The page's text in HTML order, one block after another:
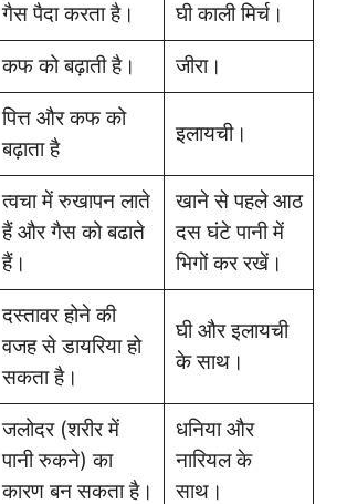
गैस पैदा करता है। घी काली मिर्च।
कफ को बढ़ाती है। जीरा।
पित्त और कफ को
बढ़ाता है
इलायची।
त्वचा में रुखापन लाते
हैं और गैस को बढाते
हैं।
खाने से पहले आठ
दस घंटे पानी में
भिगों कर रखें।
दस्तावर होने की
वजह से डायरिया हो
सकता है।
घी और इलायची
के साथ।
जलोदर (शरीर में
पानी रुकने) का
कारण बन सकता है।
धनिया और
नारियल के
साथ।